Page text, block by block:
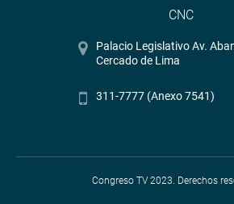
CNC
Palacio Legislativo Av.
Cercado de Lima
311-7777 (Anexo 7541)
Congreso TV 2023. Derechos